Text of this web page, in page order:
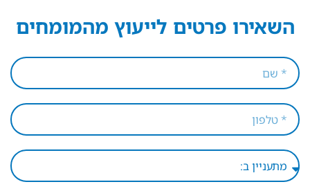
השאירו פרטים לייעוץ מהמומחים